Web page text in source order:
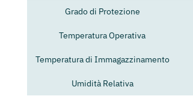
Grado di Protezione
Temperatura Operativa
Temperatura di Immagazzinamento
Umidità Relativa